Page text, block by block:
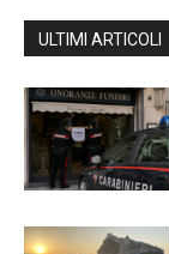
ULTIMI ARTICOLI